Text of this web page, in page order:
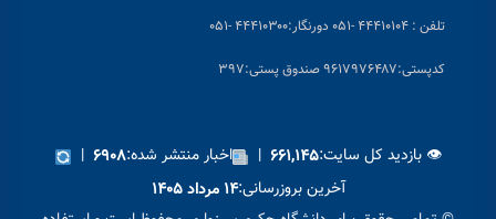
تلفن : ۴۴۴۱۰۱۰۴ -۰۵۱ دورنگار:۴۴۴۱۰۳۰۰ -۰۵۱
کدپستی:۹۶۱۷۹۷۶۴۸۷ صندوق پستی:۳۹۷
👁 بازدید کل سایت:۶۶۱,۱۴۵ | اخبار منتشر شده:۶۹۰۸ |
آخرین بروزرسانی:۱۴ مرداد ۱۴۰۵